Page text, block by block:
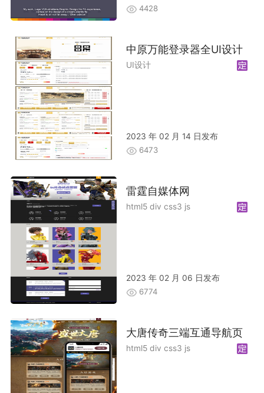
4428
中原万能登录器全UI设计
UI设计
2023 年 02 月 14 日发布
6473
雷霆自媒体网
html5 div css3 js
2023 年 02 月 06 日发布
6774
大唐传奇三端互通导航页
html5 div css3 js